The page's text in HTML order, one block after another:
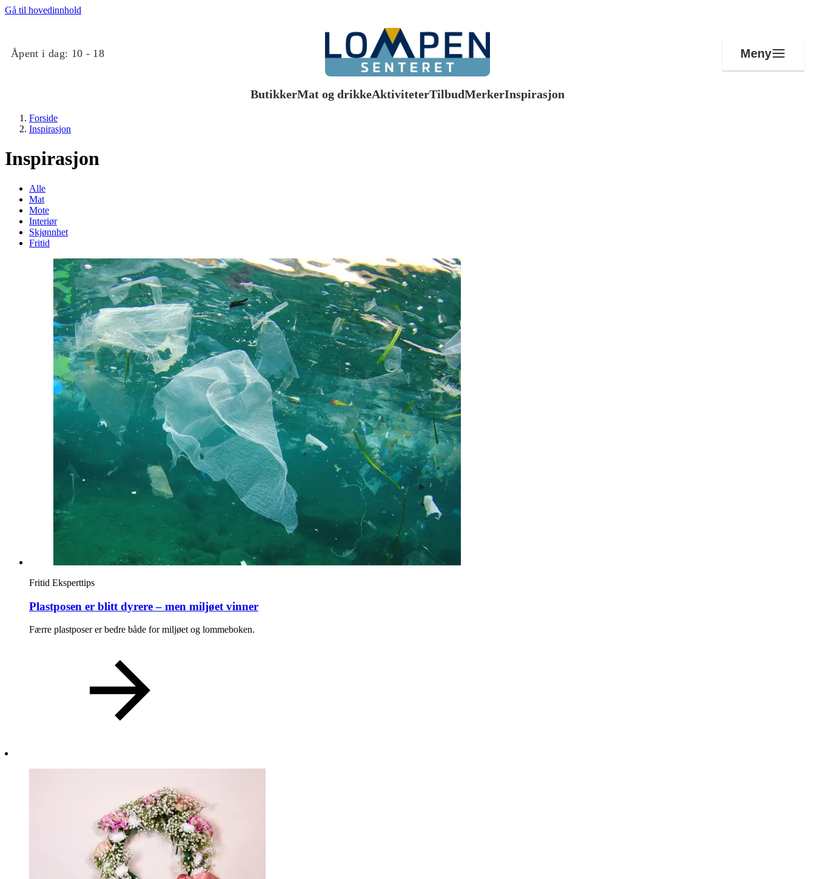
Gå til hovedinnhold
Åpent i dag: 10 - 18 Meny
ButikkerMat og drikkeAktiviteterTilbudMerkerInspirasjon
Aktiviteter
Tilbud
Merker
Inspirasjon
Søk
Åpningstider
Praktisk informasjon
Ledige stillinger
Magasin
Gavekort
Welcome to lompensenteret
Forside
Inspirasjon
Inspirasjon
Alle
Mat
Mote
Interiør
Skjønnhet
Fritid
Fritid Eksperttips
Plastposen er blitt dyrere – men miljøet vinner
Færre plastposer er bedre både for miljøet og lommeboken.